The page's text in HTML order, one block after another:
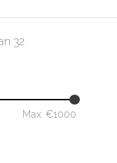
32
Max: €1000